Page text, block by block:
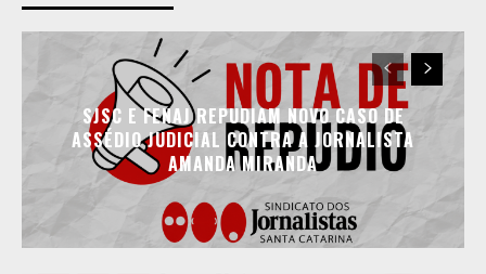
SJSC E FENAJ REPUDIAM NOVO CASO DE
ASSÉDIO JUDICIAL CONTRA A JORNALISTA
AMANDA MIRANDA